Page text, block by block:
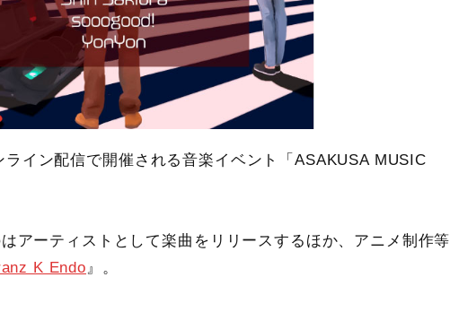
イン配信で開催される音楽イベント「ASAKUSA MUSIC
アーティストとして楽曲をリリースするほか、アニメ制作等
K Endo』。